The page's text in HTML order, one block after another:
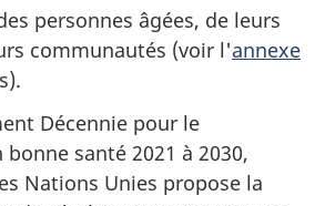
personnes âgées, de leurs
communautés (voir l'annexe
Décennie pour le
santé 2021 à 2030,
Nations Unies propose la